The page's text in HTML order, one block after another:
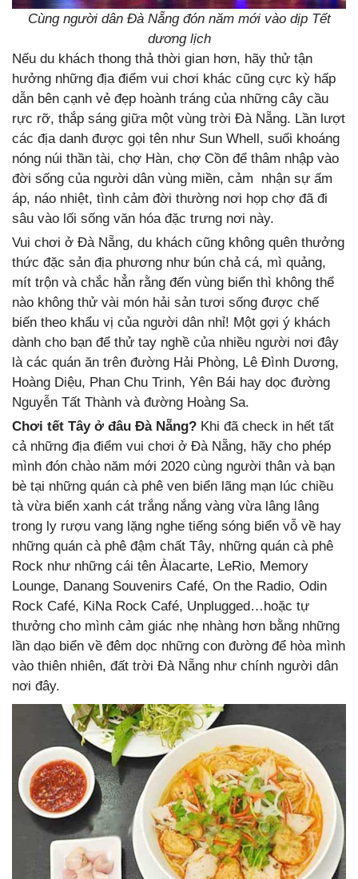
Cùng người dân Đà Nẵng đón năm mới vào dịp Tết
dương lịch
Nếu du khách thong thả thời gian hơn, hãy thử tận
hưởng những địa điểm vui chơi khác cũng cực kỳ hấp
dẫn bên cạnh vẻ đẹp hoành tráng của những cây cầu
rực rỡ, thắp sáng giữa một vùng trời Đà Nẵng. Lần lượt
các địa danh được gọi tên như Sun Whell, suối khoáng
nóng núi thần tài, chợ Hàn, chợ Cồn để thâm nhập vào
đời sống của người dân vùng miền, cảm nhận sự ấm
áp, náo nhiệt, tình cảm đời thường nơi họp chợ đã đi
sâu vào lối sống văn hóa đặc trưng nơi này.
Vui chơi ở Đà Nẵng, du khách cũng không quên thưởng
thức đặc sản địa phương như bún chả cá, mì quảng,
mít trộn và chắc hẳn rằng đến vùng biển thì không thể
nào không thử vài món hải sản tươi sống được chế
biến theo khẩu vị của người dân nhỉ! Một gợi ý khách
dành cho bạn để thử tay nghề của nhiều người nơi đây
là các quán ăn trên đường Hải Phòng, Lê Đình Dương,
Hoàng Diệu, Phan Chu Trinh, Yên Bái hay dọc đường
Nguyễn Tất Thành và đường Hoàng Sa.
Chơi tết Tây ở đâu Đà Nẵng? Khi đã check in hết tất
cả những địa điểm vui chơi ở Đà Nẵng, hãy cho phép
mình đón chào năm mới 2020 cùng người thân và bạn
bè tại những quán cà phê ven biển lãng mạn lúc chiều
tà vừa biển xanh cát trắng nắng vàng vừa lâng lâng
trong ly rượu vang lặng nghe tiếng sóng biển vỗ về hay
những quán cà phê đậm chất Tây, những quán cà phê
Rock như những cái tên Àlacarte, LeRio, Memory
Lounge, Danang Souvenirs Café, On the Radio, Odin
Rock Café, KiNa Rock Café, Unplugged…hoặc tự
thưởng cho mình cảm giác nhẹ nhàng hơn bằng những
lần dạo biển về đêm dọc những con đường để hòa mình
vào thiên nhiên, đất trời Đà Nẵng như chính người dân
nơi đây.